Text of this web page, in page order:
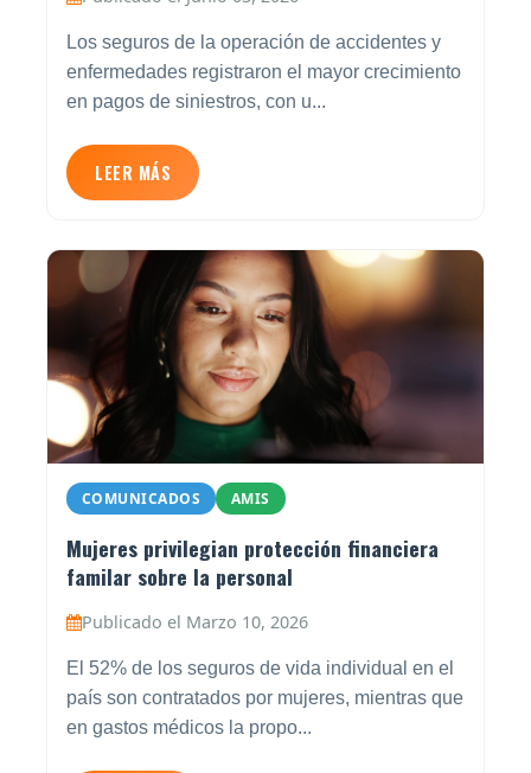
Los seguros de la operación de accidentes y
enfermedades registraron el mayor crecimiento
en pagos de siniestros, con u...
LEER MÁS
COMUNICADOS AMIS
Mujeres privilegian protección financiera
familar sobre la personal
Publicado el Marzo 10, 2026
El 52% de los seguros de vida individual en el
país son contratados por mujeres, mientras que
en gastos médicos la propo...